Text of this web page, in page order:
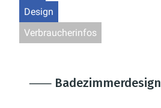
Design
Verbraucherinfos
⸺ Badezimmerdesign